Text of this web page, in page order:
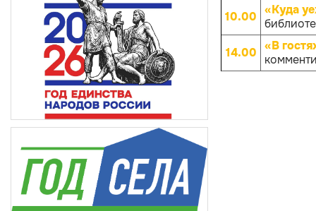
10.00 «Куда
14.00 «В